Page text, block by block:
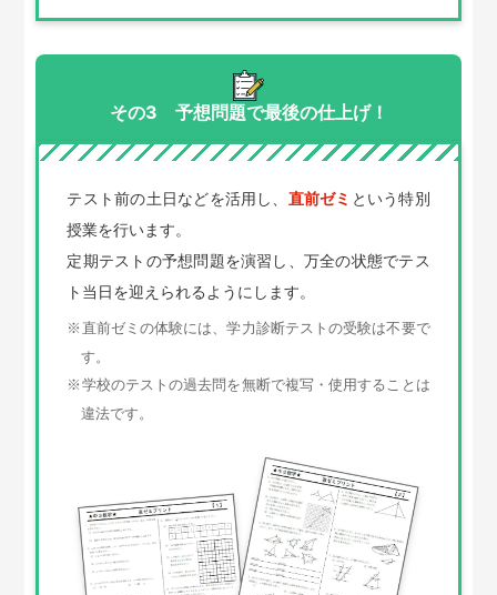
その3 予想問題で最後の仕上げ！
テスト前の土日などを活用し、 直前ゼミ という特別
授業を行います。
定期テストの予想問題を演習し、万全の状態でテス
ト当日を迎えられるようにします。
※ 直前ゼミの体験には、学力診断テストの受験は不要で
す。
※ 学校のテストの過去問を無断で複写・使用することは
違法です。